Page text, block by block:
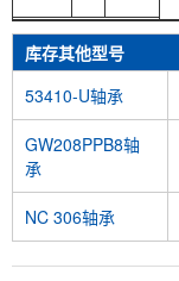
库存其他型号
53410-U轴承
GW208PPB8轴
承
NC 306轴承